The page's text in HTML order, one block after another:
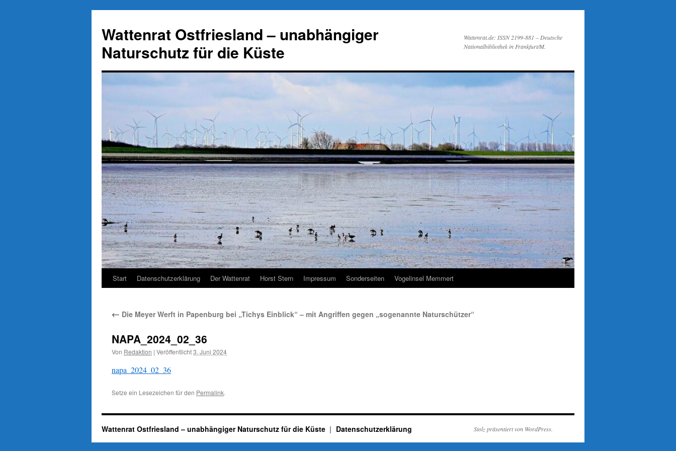
springen
Wattenrat Ostfriesland – unabhängiger
Naturschutz für die Küste
Wattenrat.de: ISSN 2199-881 – Deutsche
Nationalbibliothek in Frankfurt/M.
Start Datenschutzerklärung Der Wattenrat Horst Stern Impressum Sonderseiten Vogelinsel Memmert
← Die Meyer Werft in Papenburg bei „Tichys Einblick“ – mit Angriffen gegen „sogenannte Naturschützer“
NAPA_2024_02_36
Von Redaktion | Veröffentlicht3. Juni 2024
napa_2024_02_36
Setze ein Lesezeichen für den Permalink.
Wattenrat Ostfriesland – unabhängiger Naturschutz für die Küste Datenschutzerklärung Stolz präsentiert von WordPress.